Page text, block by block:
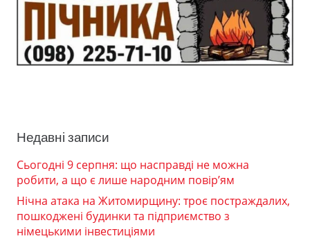
Недавні записи
Сьогодні 9 серпня: що насправді не можна
робити, а що є лише народним повір’ям
Нічна атака на Житомирщину: троє постраждалих,
пошкоджені будинки та підприємство з
німецькими інвестиціями